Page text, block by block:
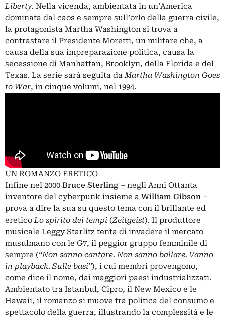
Liberty. Nella vicenda, ambientata in un’America
dominata dal caos e sempre sull’orlo della guerra civile,
la protagonista Martha Washington si trova a
contrastare il Presidente Moretti, un militare che, a
causa della sua impreparazione politica, causa la
secessione di Manhattan, Brooklyn, della Florida e del
Texas. La serie sarà seguita daMartha Washington Goes
to War, in cinque volumi, nel 1994.
UN ROMANZO ERETICO
Infine nel 2000 Bruce Sterling – negli Anni Ottanta
inventore del cyberpunk insieme a William Gibson –
prova a dire la sua su questo tema con il brillante ed
ereticoLo spirito dei tempi (Zeitgeist). Il produttore
musicale Leggy Starlitz tenta di invadere il mercato
musulmano con le G7, il peggior gruppo femminile di
sempre (“Non sanno cantare. Non sanno ballare. Vanno
in playback. Sulle basi”), i cui membri provengono,
come dice il nome, dai maggiori paesi industrializzati.
Ambientato tra Istanbul, Cipro, il New Mexico e le
Hawaii, il romanzo si muove tra politica del consumo e
spettacolo della guerra, illustrando la complessità e le